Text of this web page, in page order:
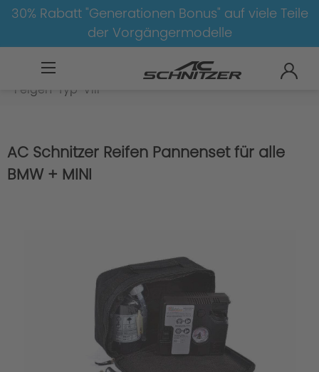
30% Rabatt "Generationen Bonus" auf viele Teile
der Vorgängermodelle
X5-F15
Felgen-Typ-VIII
AC Schnitzer Reifen Pannenset für alle
BMW + MINI